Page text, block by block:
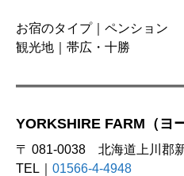
お宿のタイプ｜ペンション
観光地｜帯広・十勝
YORKSHIRE FARM（ヨ
〒 081-0038 北海道上川郡
TEL｜ 01566-4-4948